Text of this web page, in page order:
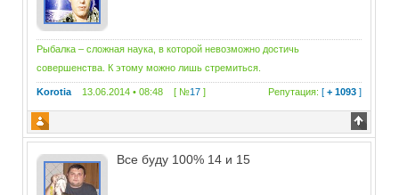
Рыбалка – сложная наука, в которой невозможно достичь
совершенства. К этому можно лишь стремиться.
Korotia 13.06.2014 • 08:48 [ №17 ] Репутация: [+ 1093 ]
Все буду 100% 14 и 15